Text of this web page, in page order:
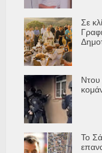
Σε
Ντου
Το